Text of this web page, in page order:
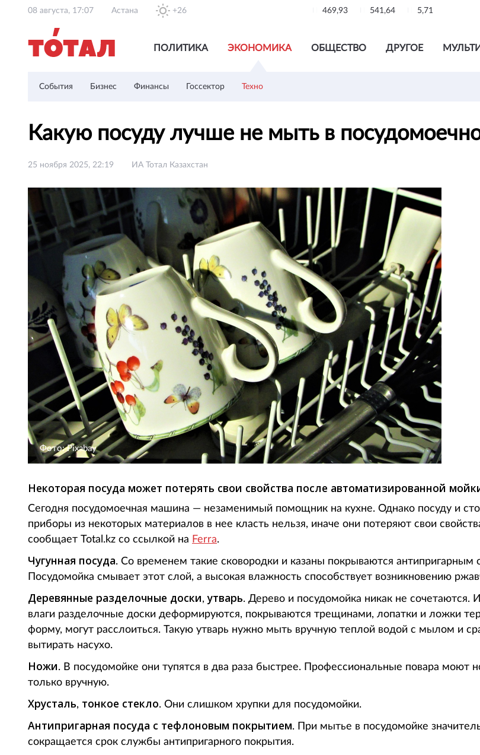
08 августа, 17:07 Астана +26 469,93 541,64 5,71
ПОЛИТИКА ЭКОНОМИКА ОБЩЕСТВО ДРУГОЕ
События Бизнес Финансы Госсектор Техно
Какую посуду лучше не мыть в
25 ноября 2025, 22:19 ИА Тотал Казахстан
Фото: Pixabay
Некоторая посуда может потерять свои свойства после автоматизированной
Сегодня посудомоечная машина — незаменимый помощник на кухне. Однако посуду и
приборы из некоторых материалов в нее класть нельзя, иначе они потеряют свои
сообщает Total.kz со ссылкой на Ferra.
Чугунная посуда. Со временем такие сковородки и казаны покрываются антипригарным
Посудомойка смывает этот слой, а высокая влажность способствует возникновению
Деревянные разделочные доски,утварь. Дерево и посудомойка никак не сочетаются.
влаги разделочные доски деформируются, покрываются трещинами, лопатки и ложки
форму, могут расслоиться. Такую утварь нужно мыть вручную теплой водой с мылом и
вытирать насухо.
Ножи. В посудомойке они тупятся в два раза быстрее. Профессиональные повара моют
только вручную.
Хрусталь, тонкое стекло. Они слишком хрупки для посудомойки.
Антипригарная посуда с тефлоновым покрытием. При мытье в посудомойке
сокращается срок службы антипригарного покрытия.